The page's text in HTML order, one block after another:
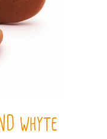
whyte